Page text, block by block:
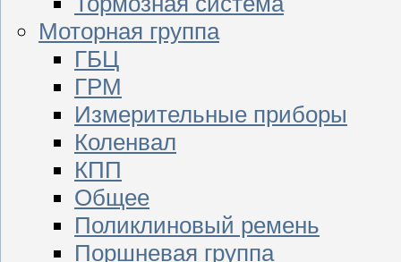
Моторная группа
ГБЦ
ГРМ
Измерительные приборы
Коленвал
КПП
Общее
Поликлиновый ремень
Поршневая группа